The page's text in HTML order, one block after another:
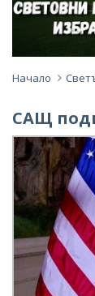
Начало
САЩ